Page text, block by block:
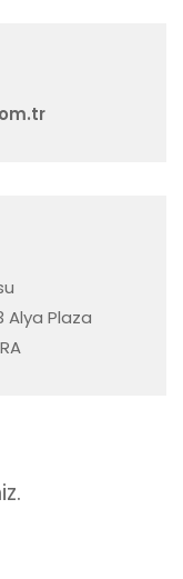
Alya Plaza